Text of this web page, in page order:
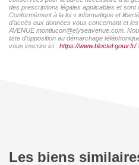
des prescriptions légales applicables et sont
Conformément à la loi « informatique et
d'accès aux données vous concernant et
AVENUE montlucon@elyseavenue.com.
liste d'opposition au démarchage
vous inscrire ici : https://www.bloctel.gouv.fr/
Les biens